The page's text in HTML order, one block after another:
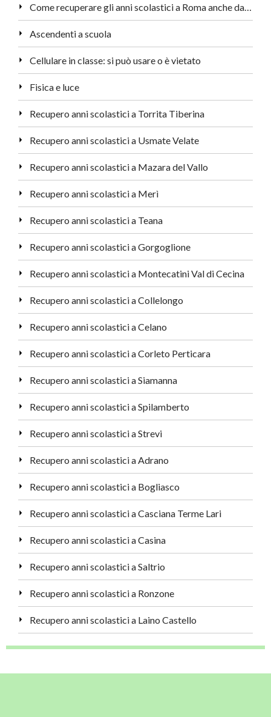
Come recuperare gli anni scolastici a Roma anche da adulti
Ascendenti a scuola
Cellulare in classe: si può usare o è vietato
Fisica e luce
Recupero anni scolastici a Torrita Tiberina
Recupero anni scolastici a Usmate Velate
Recupero anni scolastici a Mazara del Vallo
Recupero anni scolastici a Merì
Recupero anni scolastici a Teana
Recupero anni scolastici a Gorgoglione
Recupero anni scolastici a Montecatini Val di Cecina
Recupero anni scolastici a Collelongo
Recupero anni scolastici a Celano
Recupero anni scolastici a Corleto Perticara
Recupero anni scolastici a Siamanna
Recupero anni scolastici a Spilamberto
Recupero anni scolastici a Strevi
Recupero anni scolastici a Adrano
Recupero anni scolastici a Bogliasco
Recupero anni scolastici a Casciana Terme Lari
Recupero anni scolastici a Casina
Recupero anni scolastici a Saltrio
Recupero anni scolastici a Ronzone
Recupero anni scolastici a Laino Castello